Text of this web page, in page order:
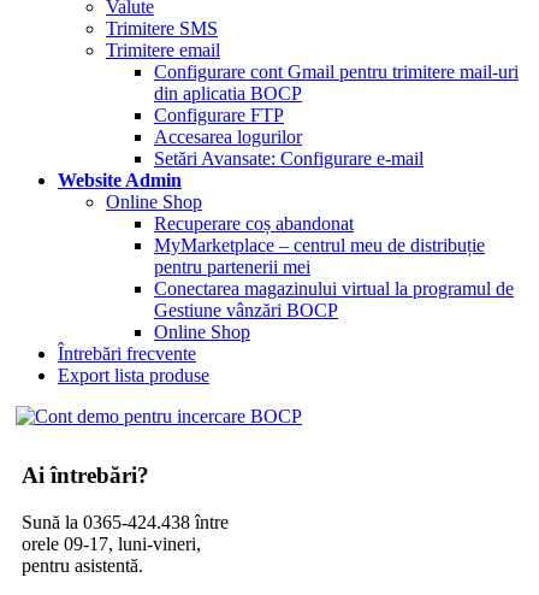
Valute
Trimitere SMS
Trimitere email
Configurare cont Gmail pentru trimitere mail-uri
din aplicatia BOCP
Configurare FTP
Accesarea logurilor
Setări Avansate: Configurare e-mail
Website Admin
Online Shop
Recuperare coș abandonat
MyMarketplace – centrul meu de distribuție
pentru partenerii mei
Conectarea magazinului virtual la programul de
Gestiune vânzări BOCP
Online Shop
Întrebări frecvente
Export lista produse
Ai întrebări?
Sună la 0365-424.438 între
orele 09-17, luni-vineri,
pentru asistentă.